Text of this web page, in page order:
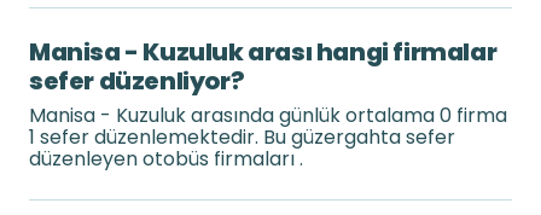
Manisa - Kuzuluk arası hangi firmalar
sefer düzenliyor?
Manisa - Kuzuluk arasında günlük ortalama 0 firma
1 sefer düzenlemektedir. Bu güzergahta sefer
düzenleyen otobüs firmaları .